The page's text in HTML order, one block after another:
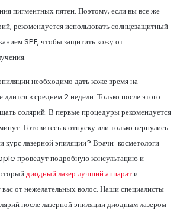
пигментных пятен. Поэтому, если вы все же
рекомендуется использовать солнцезащитный
SPF, чтобы защитить кожу от
необходимо дать коже время на
длится в среднем 2 недели. Только после этого
солярий. В первые процедуры рекомендуется
Готовитесь к отпуску или только вернулись
курс лазерной эпиляции? Врачи-косметологи
проведут подробную консультацию и
диодный лазер лучший аппарати
вас от нежелательных волос. Наши специалисты
после лазерной эпиляции диодным лазером